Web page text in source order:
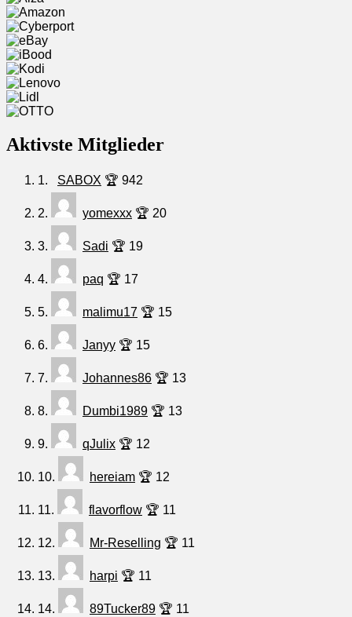
Aktivste Mitglieder
1. SABOX 🏆 942
2. yomexxx 🏆 20
3. Sadi 🏆 19
4. paq 🏆 17
5. malimu17 🏆 15
6. Janyy 🏆 15
7. Johannes86 🏆 13
8. Dumbi1989 🏆 13
9. qJulix 🏆 12
10. hereiam 🏆 12
11. flavorflow 🏆 11
12. Mr-Reselling 🏆 11
13. harpi 🏆 11
14. 89Tucker89 🏆 11